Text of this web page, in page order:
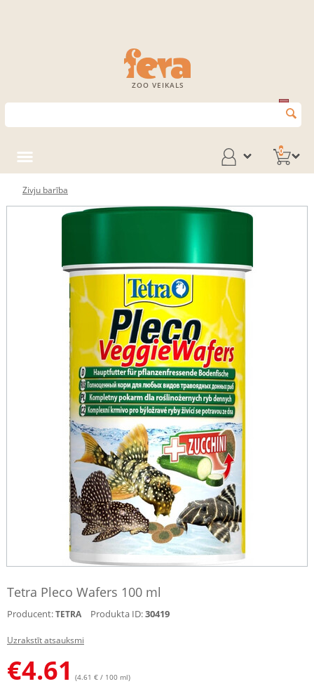
ZOO VEIKALS
0
Zivju barība
Tetra Pleco Wafers 100 ml
Producent:TETRA Produkta ID:30419
Uzrakstīt atsauksmi
€4.61 (4.61 € / 100 ml)